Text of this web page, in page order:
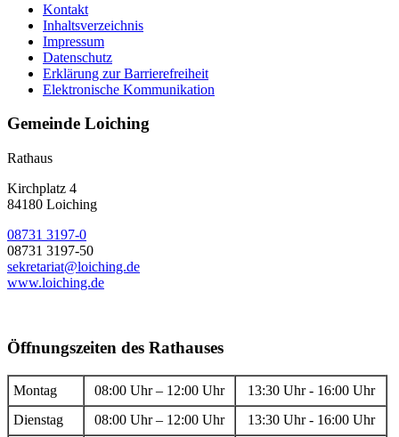
Kontakt
Inhaltsverzeichnis
Impressum
Datenschutz
Erklärung zur Barrierefreiheit
Elektronische Kommunikation
Gemeinde Loiching
Rathaus
Kirchplatz 4
84180 Loiching
08731 3197-0
08731 3197-50
sekretariat@loiching.de
www.loiching.de
Öffnungszeiten des Rathauses
Montag 08:00 Uhr – 12:00 Uhr
13:30 Uhr - 16:00 Uhr
Dienstag
08:00 Uhr – 12:00 Uhr 13:30 Uhr - 16:00 Uhr